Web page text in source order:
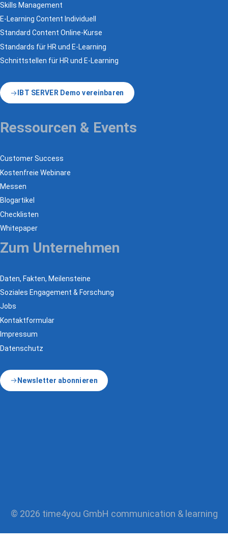
Skills Management
E-Learning Content Individuell
Standard Content Online-Kurse
Standards für HR und E-Learning
Schnittstellen für HR und E-Learning
IBT SERVER Demo vereinbaren
Ressourcen & Events
Customer Success
Kostenfreie Webinare
Messen
Blogartikel
Checklisten
Whitepaper
Zum Unternehmen
Daten, Fakten, Meilensteine
Soziales Engagement & Forschung
Jobs
Kontaktformular
Impressum
Datenschutz
Newsletter abonnieren
© 2026 time4you GmbH communication & learning